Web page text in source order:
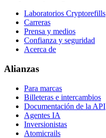
Laboratorios Cryptorefills
Carreras
Prensa y medios
Confianza y seguridad
Acerca de
Alianzas
Para marcas
Billeteras e intercambios
Documentación de la API
Agentes IA
Inversionistas
Atomicrails